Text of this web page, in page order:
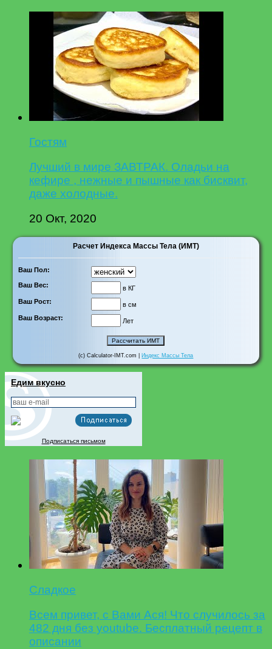
Гостям
Лучший в мире ЗАВТРАК. Оладьи на
кефире , нежные и пышные как бисквит,
даже холодные.
20 Окт, 2020
Расчет Индекса Массы Тела (ИМТ)
Ваш Пол:
Ваш Вес:
в КГ
Ваш Рост:
в см
Ваш Возраст:
Лет
(c) Calculator-IMT.com | Индекс Массы Тела
Едим вкусно
Подписаться письмом
Сладкое
Всем привет, с Вами Ася! Что случилось за
482 дня без youtube. Бесплатный рецепт в
описании